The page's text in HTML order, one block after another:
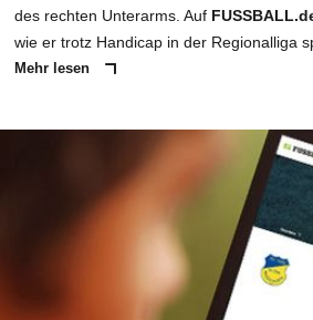
des rechten Unterarms. Auf
wie er trotz Handicap in der Regionalliga
Mehr lesen